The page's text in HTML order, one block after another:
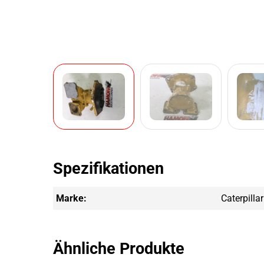
Spezifikationen
Marke: Caterpillar
Ähnliche Produkte